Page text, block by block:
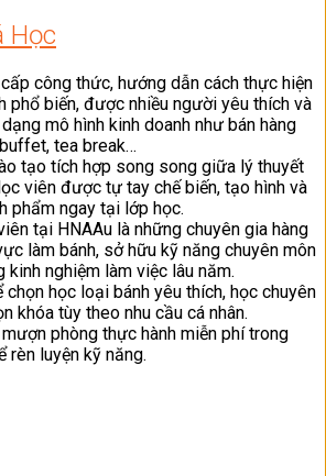
Học
công thức, hướng dẫn cách thực hiện
phổ biến, được nhiều người yêu thích và
mô hình kinh doanh như bán hàng
tea break…
tạo tích hợp song song giữa lý thuyết
viên được tự tay chế biến, tạo hình và
phẩm ngay tại lớp học.
tại HNAAu là những chuyên gia hàng
làm bánh, sở hữu kỹ năng chuyên môn
kinh nghiệm làm việc lâu năm.
chọn học loại bánh yêu thích, học chuyên
khóa tùy theo nhu cầu cá nhân.
phòng thực hành miễn phí trong
rèn luyện kỹ năng.